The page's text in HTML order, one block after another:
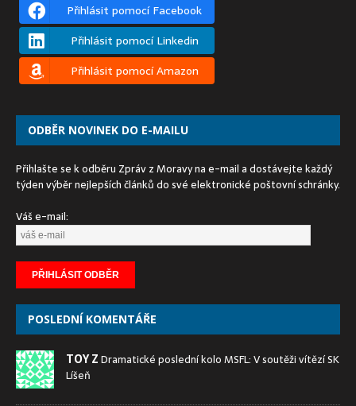
Přihlásit pomocí Facebook
Přihlásit pomocí Linkedin
Přihlásit pomocí Amazon
ODBĚR NOVINEK DO E-MAILU
Přihlašte se k odběru Zpráv z Moravy na e-mail a dostávejte každý
týden výběr nejlepších článků do své elektronické poštovní schránky.
Váš e-mail:
POSLEDNÍ KOMENTÁŘE
TOY ZDramatické poslední kolo MSFL: V soutěži vítězí SK
Líšeň